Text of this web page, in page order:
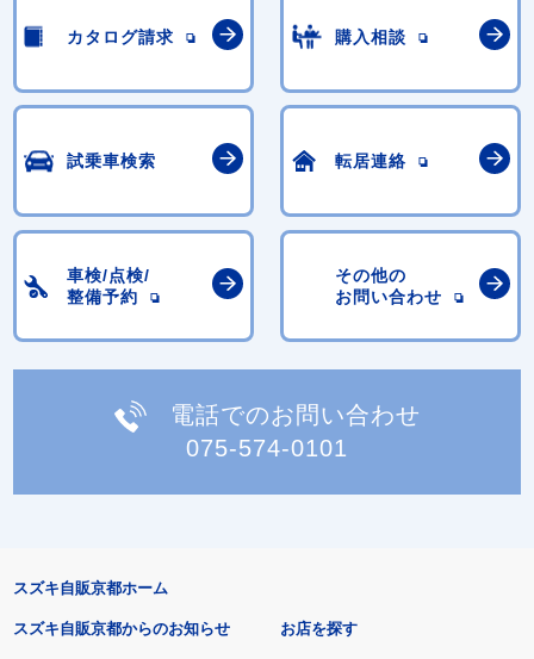
カタログ請求 購入相談
試乗車検索 転居連絡
車検/点検/
整備予約
その他の
お問い合わせ
電話でのお問い合わせ
075-574-0101
スズキ自販京都ホーム
スズキ自販京都からのお知らせ お店を探す